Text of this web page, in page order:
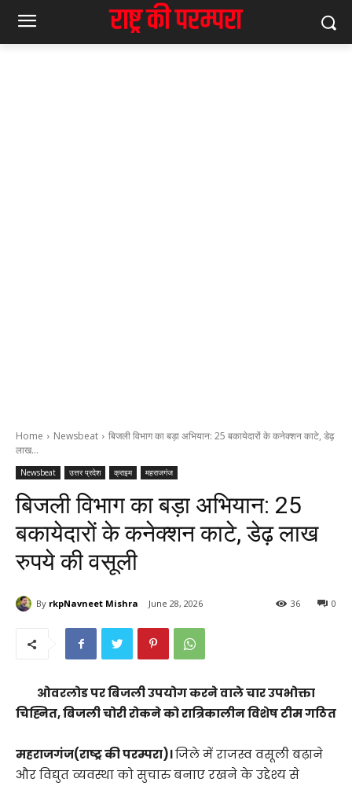
Home Newsbeat
बिजली विभाग का बड़ा अभियान: 25 बकायेदारों के कनेक्शन काटे, डेढ़
लाख...
Newsbeat उत्तर प्रदेश क्राइम महराजगंज
बिजली विभाग का बड़ा अभियान: 25
बकायेदारों के कनेक्शन काटे, डेढ़ लाख
रुपये की वसूली
By rkpNavneet Mishra June 28, 2026 0
36
ओवरलोड पर बिजली उपयोग करने वाले चार उपभोक्ता
चिह्नित, बिजली चोरी रोकने को रात्रिकालीन विशेष टीम गठित
महराजगंज(राष्ट्र की परम्परा)।जिले में राजस्व वसूली बढ़ाने
और विद्युत व्यवस्था को सुचारु बनाए रखने के उद्देश्य से